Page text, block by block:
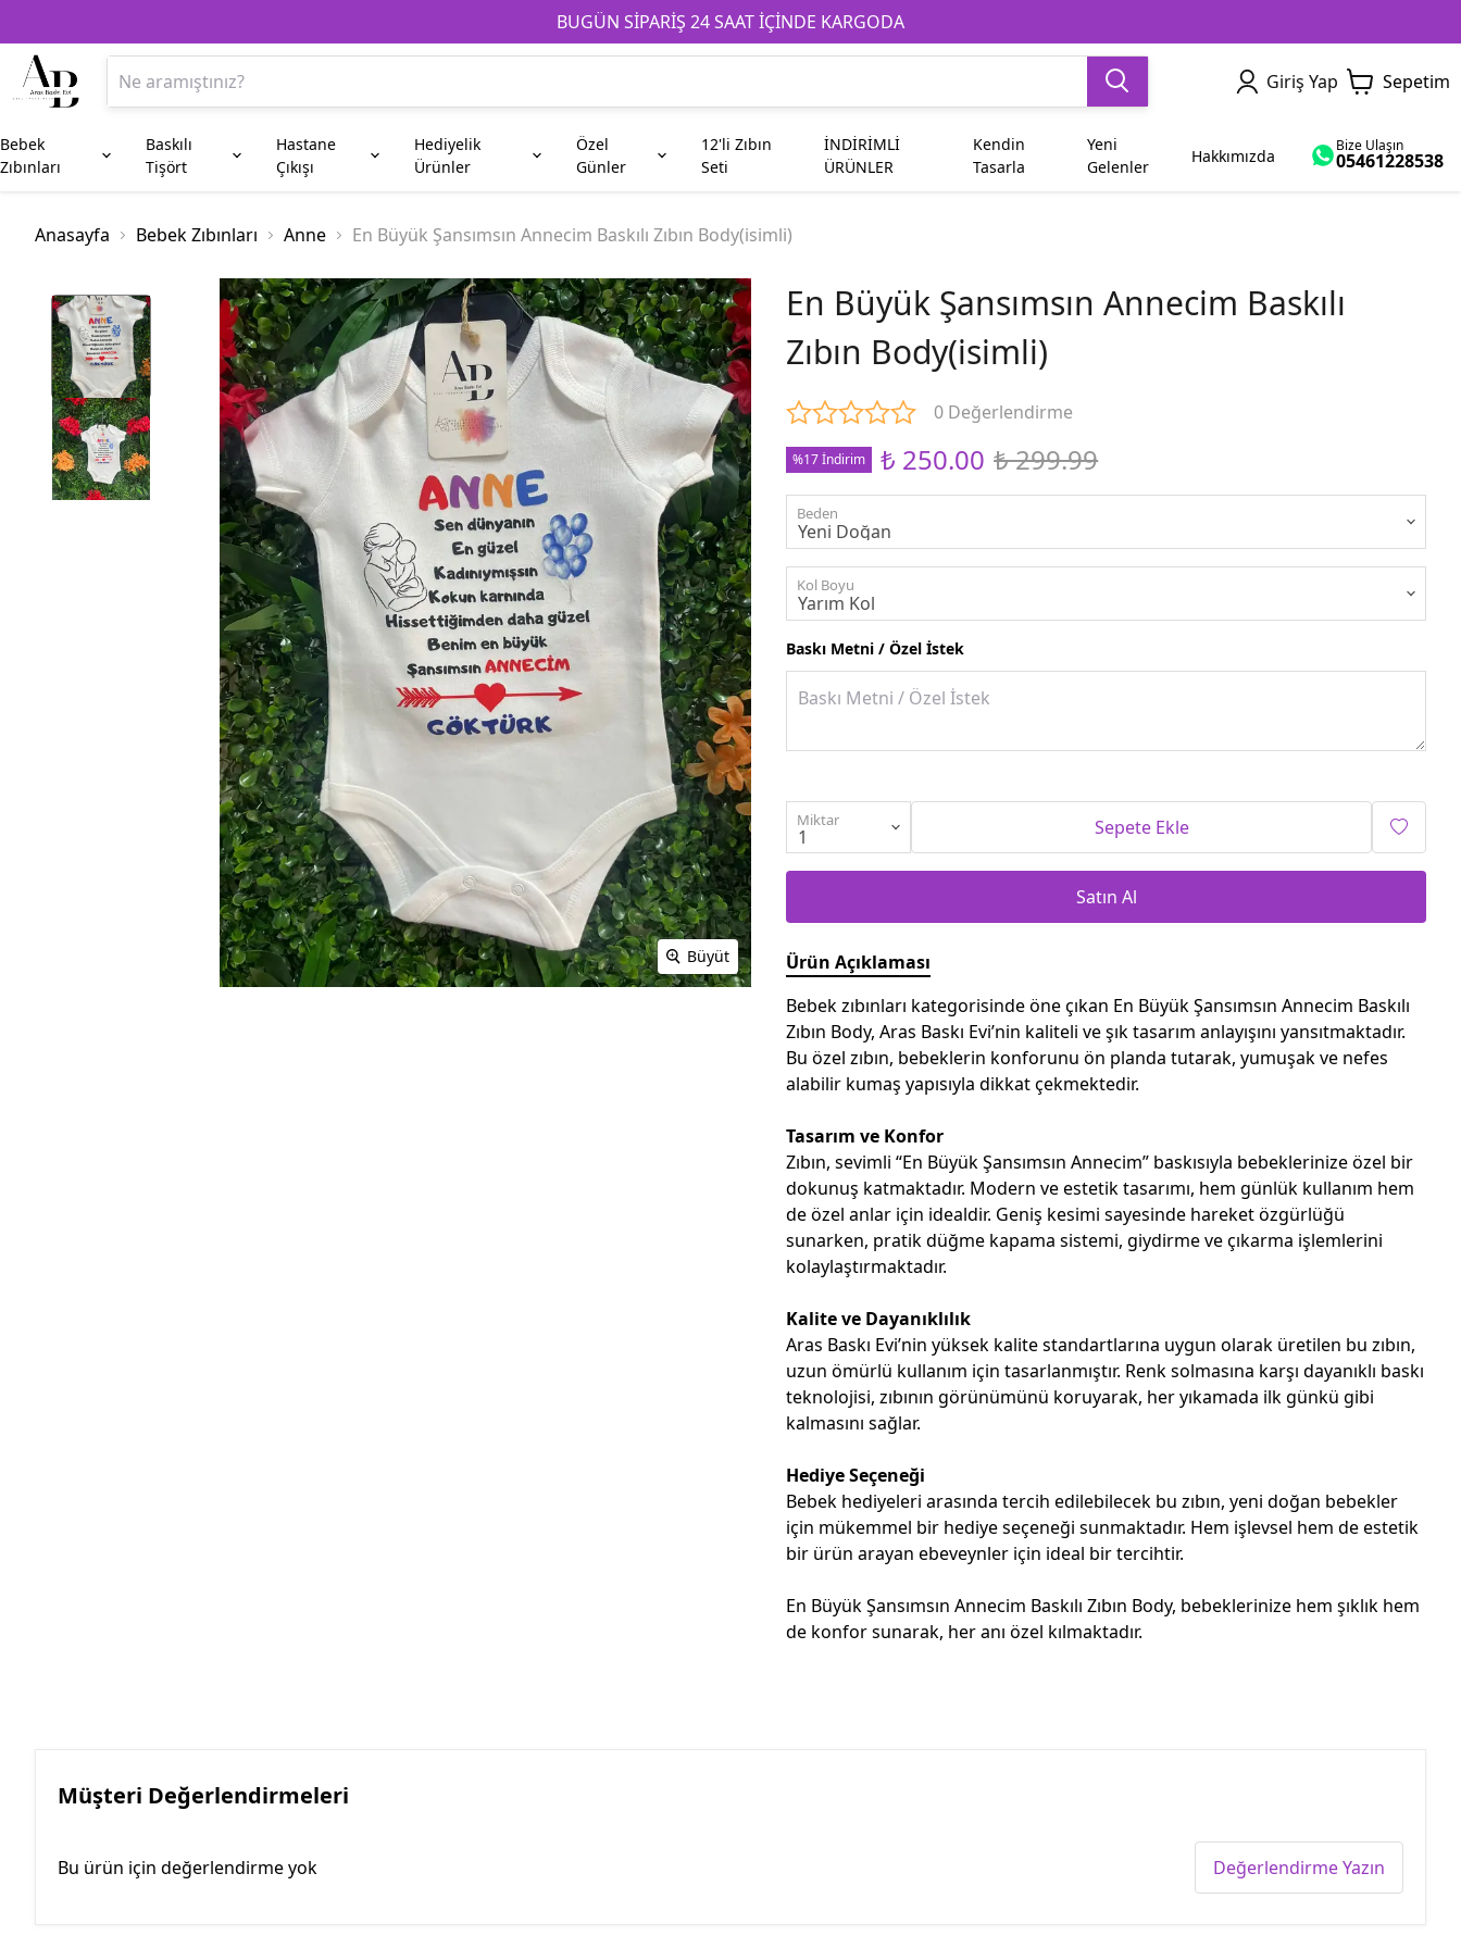
BUGÜN SİPARİŞ 24 SAAT İÇİNDE KARGODA
Giriş Yap Sepetim
Bebek
Zıbınları
Anne Baba Anneanne Babaanne
Amca Hala Teyze Abi Abla Bayram
Enişte Sünnet Taraftar Kuzen Yenge
Baskılı
Tişört
Aile Kombin Çocuk
Hastane
Çıkışı
Beşiktaş Fenerbahçe Galatasaray
Hediyelik
Ürünler
Kupa Bardak Plaket Kahve Fincanı
Özel
Günler
Anneye Hediyeler Babaya Hediyeler
12'li Zıbın
Seti
İNDİRİMLİ
ÜRÜNLER
Kendin
Tasarla
Yeni
Gelenler
Hakkımızda Bize Ulaşın
05461228538
Anasayfa Bebek Zıbınları Anne En Büyük Şansımsın Annecim Baskılı Zıbın Body(isimli)
Büyüt
En Büyük Şansımsın Annecim Baskılı
Zıbın Body(isimli)
0 Değerlendirme
%17 İndirim ₺ 250.00 ₺ 299.99
Beden
Kol Boyu
Baskı Metni / Özel İstek
Miktar Sepete Ekle
Satın Al
Ürün Açıklaması
Bebek zıbınları kategorisinde öne çıkan En Büyük Şansımsın Annecim Baskılı
Zıbın Body, Aras Baskı Evi’nin kaliteli ve şık tasarım anlayışını yansıtmaktadır.
Bu özel zıbın, bebeklerin konforunu ön planda tutarak, yumuşak ve nefes
alabilir kumaş yapısıyla dikkat çekmektedir.
Tasarım ve Konfor
Zıbın, sevimli “En Büyük Şansımsın Annecim” baskısıyla bebeklerinize özel bir
dokunuş katmaktadır. Modern ve estetik tasarımı, hem günlük kullanım hem
de özel anlar için idealdir. Geniş kesimi sayesinde hareket özgürlüğü
sunarken, pratik düğme kapama sistemi, giydirme ve çıkarma işlemlerini
kolaylaştırmaktadır.
Kalite ve Dayanıklılık
Aras Baskı Evi’nin yüksek kalite standartlarına uygun olarak üretilen bu zıbın,
uzun ömürlü kullanım için tasarlanmıştır. Renk solmasına karşı dayanıklı baskı
teknolojisi, zıbının görünümünü koruyarak, her yıkamada ilk günkü gibi
kalmasını sağlar.
Hediye Seçeneği
Bebek hediyeleri arasında tercih edilebilecek bu zıbın, yeni doğan bebekler
için mükemmel bir hediye seçeneği sunmaktadır. Hem işlevsel hem de estetik
bir ürün arayan ebeveynler için ideal bir tercihtir.
En Büyük Şansımsın Annecim Baskılı Zıbın Body, bebeklerinize hem şıklık hem
de konfor sunarak, her anı özel kılmaktadır.
Müşteri Değerlendirmeleri
Bu ürün için değerlendirme yok Değerlendirme Yazın